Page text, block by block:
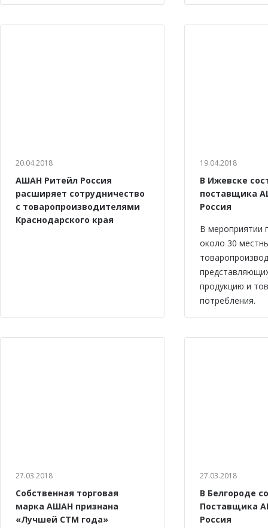
20.04.2018
АШАН Ритейл Россия
расширяет сотрудничество
с товаропроизводителями
Краснодарского края
19.04.2018
В Ижевске
поставщика
Россия
В мероприятии
около 30
продукцию и
потребления.
27.03.2018
Собственная торговая
марка АШАН признана
«Лучшей СТМ года»
27.03.2018
В Белгороде
Поставщика
Россия